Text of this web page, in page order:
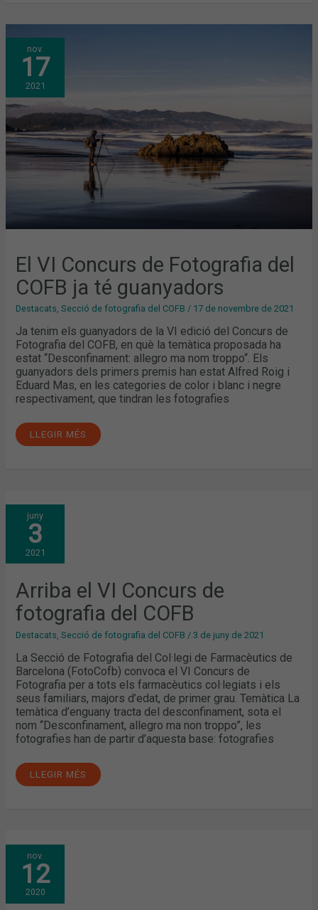
nov.
17
2021
El VI Concurs de Fotografia del
COFB ja té guanyadors
Destacats,Secció de fotografia del COFB / 17 de novembre de 2021
Ja tenim els guanyadors de la VI edició del Concurs de
Fotografia del COFB, en què la temàtica proposada ha
estat “Desconfinament: allegro ma nom troppo“. Els
guanyadors dels primers premis han estat Alfred Roig i
Eduard Mas, en les categories de color i blanc i negre
respectivament, que tindran les fotografies
EL
VI
CONCURS
DE
FOTOGRAFIA
DEL
COFB
JA
TÉ
GUANYADORS
LLEGIR MÉS
juny
3
2021
Arriba el VI Concurs de
fotografia del COFB
Destacats,Secció de fotografia del COFB /3 de juny de 2021
La Secció de Fotografia del Col·legi de Farmacèutics de
Barcelona (FotoCofb) convoca el VI Concurs de
Fotografia per a tots els farmacèutics col·legiats i els
seus familiars, majors d’edat, de primer grau. Temàtica La
temàtica d’enguany tracta del desconfinament, sota el
nom “Desconfinament, allegro ma non troppo”, les
fotografies han de partir d’aquesta base: fotografies
ARRIBA
EL
VI
CONCURS
DE
FOTOGRAFIA
DEL
LLEGIR MÉS
nov.
12
2020
LA
V
EDICIÓ
DEL
CONCURS
DE
FOTOGRAFIA